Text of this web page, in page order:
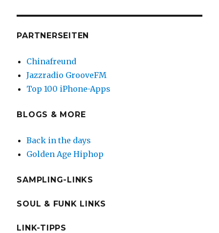
PARTNERSEITEN
Chinafreund
Jazzradio GrooveFM
Top 100 iPhone-Apps
BLOGS & MORE
Back in the days
Golden Age Hiphop
SAMPLING-LINKS
SOUL & FUNK LINKS
LINK-TIPPS